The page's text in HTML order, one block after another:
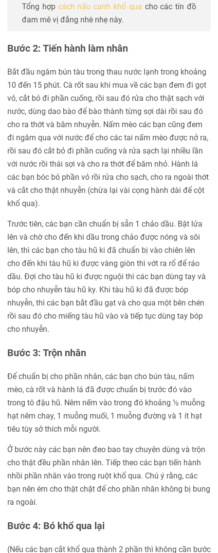
Tổng hợp cách nấu canh khổ qua cho các tín đồ
đam mê vị đắng nhè nhẹ này.
Bước 2: Tiến hành làm nhân
Bắt đầu ngâm bún tàu trong thau nước lạnh trong khoảng
10 đến 15 phút. Cà rốt sau khi mua về các bạn đem đi gọt
vỏ, cắt bỏ đi phần cuống, rồi sau đó rửa cho thật sạch với
nước, dùng dao bào để bào thành từng sợi dài rồi sau đó
cho ra thớt và băm nhuyễn. Nấm mèo các bạn cũng đem
đi ngâm qua với nước để cho các tai nấm mèo được nở ra,
rồi sau đó cắt bỏ đi phần cuống và rửa sạch lại nhiều lần
với nước rồi thái sợi và cho ra thớt để băm nhỏ. Hành lá
các bạn bóc bỏ phần vỏ rồi rửa cho sạch, cho ra ngoài thớt
và cắt cho thật nhuyễn (chừa lại vài cọng hành dài để cột
khổ qua).
Trước tiên, các bạn cần chuẩn bị sẵn 1 chảo dầu. Bật lửa
lên và chờ cho đến khi dầu trong chảo được nóng và sôi
lên, thì các bạn cho tàu hũ ki đã chuẩn bị vào chiên lên
cho đến khi tàu hũ ki được vàng giòn thì vớt ra rổ để ráo
dầu. Đợi cho tàu hũ ki được nguội thì các bạn dùng tay và
bóp cho nhuyễn tàu hũ ky. Khi tàu hũ ki đã được bóp
nhuyễn, thì các bạn bắt đầu gạt và cho qua một bên chén
rồi sau đó cho miếng tàu hũ vào và tiếp tục dùng tay bóp
cho nhuyễn.
Bước 3: Trộn nhân
Để chuẩn bị cho phần nhân, các bạn cho bún tàu, nấm
mèo, cà rốt và hành lá đã được chuẩn bị trước đó vào
trong tô đậu hũ. Nêm nếm vào trong đó khoảng ½ muỗng
hạt nêm chay, 1 muỗng muối, 1 muỗng đường và 1 ít hạt
tiêu tùy sở thích mỗi người.
Ở bước này các bạn nên đeo bao tay chuyên dùng và trộn
cho thật đều phần nhân lên. Tiếp theo các bạn tiến hành
nhồi phần nhân vào trong ruột khổ qua. Chú ý rằng, các
bạn nên ém cho thật chặt để cho phần nhân không bị bung
ra ngoài.
Bước 4: Bó khổ qua lại
(Nếu các bạn cắt khổ qua thành 2 phần thì không cần bước